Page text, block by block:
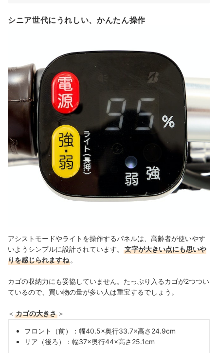
シニア世代にうれしい、かんたん操作
アシストモードやライトを操作するパネルは、高齢者が使いやす
いようシンプルに設計されています。
文字が大きい点にも思いや
りを感じられますね 。
カゴの収納力にも妥協していません。たっぷり入るカゴが2つつい
ているので、買い物の量が多い人は重宝するでしょう。
＜ カゴの大きさ ＞
フロント（前）：幅40.5×奥行33.7×高さ24.9cm
リア（後ろ）：幅37×奥行44×高さ25.1cm